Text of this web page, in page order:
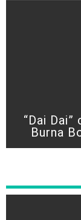
“Dai
Burna